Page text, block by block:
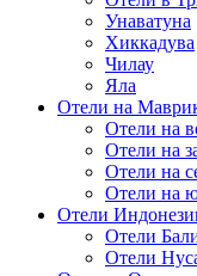
Унаватуна
Хиккадува
Чилау
Яла
Отели на
Отели на
Отели на
Отели на
Отели на
Отели
Отели
Отели